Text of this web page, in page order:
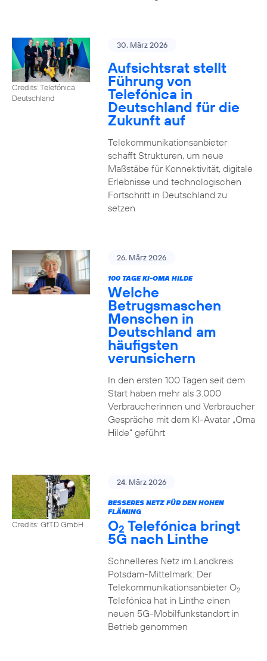
Credits: Telefónica
Deutschland
30. März 2026
Aufsichtsrat stellt
Führung von
Telefónica in
Deutschland für die
Zukunft auf
Telekommunikationsanbieter
schafft Strukturen, um neue
Maßstäbe für Konnektivität, digitale
Erlebnisse und technologischen
Fortschritt in Deutschland zu
setzen
26. März 2026
100 TAGE KI-OMA HILDE
Welche
Betrugsmaschen
Menschen in
Deutschland am
häufigsten
verunsichern
In den ersten 100 Tagen seit dem
Start haben mehr als 3.000
Verbraucherinnen und Verbraucher
Gespräche mit dem KI-Avatar „Oma
Hilde“ geführt
Credits: GfTD GmbH
24. März 2026
BESSERES NETZ FÜR DEN HOHEN
FLÄMING
O2 Telefónica bringt
5G nach Linthe
Schnelleres Netz im Landkreis
Potsdam-Mittelmark: Der
Telekommunikationsanbieter O2
Telefónica hat in Linthe einen
neuen 5G-Mobilfunkstandort in
Betrieb genommen